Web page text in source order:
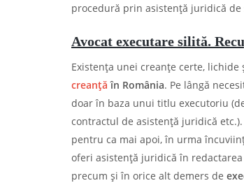
procedură prin asistență juridică
Avocat executare silită.
Existența unei creanțe certe,
creanță în România. Pe lângă
doar în baza unui titlu executoriu
contractul de asistență juridică etc.).
pentru ca mai apoi, în urma
oferi asistență juridică în
precum și în orice alt demers de